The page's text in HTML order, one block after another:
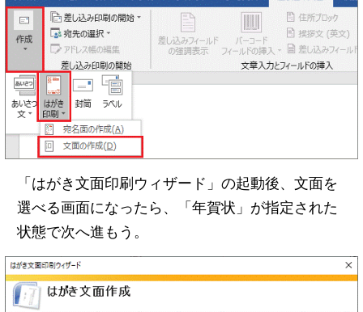
「はがき文面印刷ウィザード」の起動後、文面を
選べる画面になったら、「年賀状」が指定された
状態で次へ進もう。